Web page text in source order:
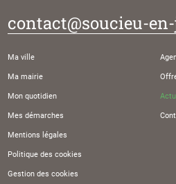
contact@soucieu-
Ma ville
Ma mairie
Mon quotidien
Mes démarches
Mentions légales
Politique des cookies
Gestion des cookies